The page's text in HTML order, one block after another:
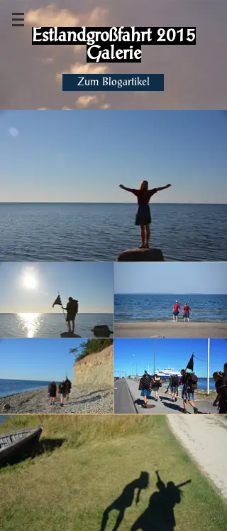
Estlandgroßfahrt 2015
Galerie
Zum Blogartikel